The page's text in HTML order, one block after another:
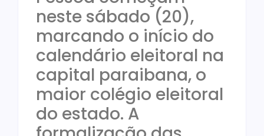
neste sábado (20),
marcando o início do
calendário eleitoral na
capital paraibana, o
maior colégio eleitoral
do estado. A